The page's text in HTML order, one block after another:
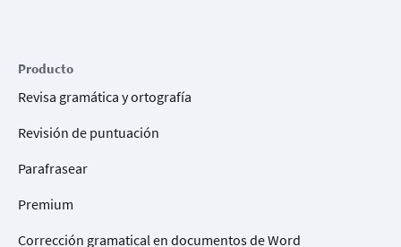
Producto
Revisa gramática y ortografía
Revisión de puntuación
Parafrasear
Premium
Corrección gramatical en documentos de Word